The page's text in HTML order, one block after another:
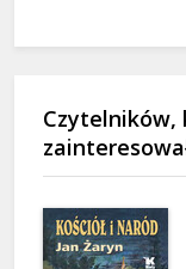
Czytelników,